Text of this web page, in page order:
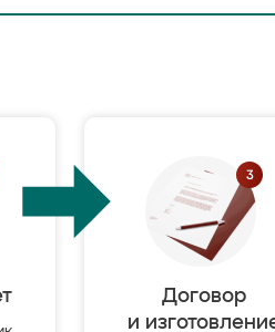
Договор
и